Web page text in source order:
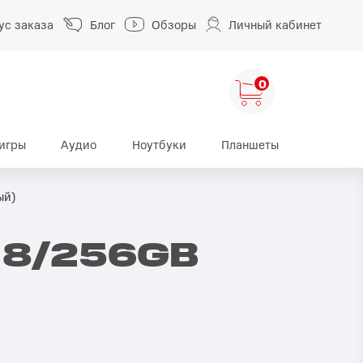
заказа Блог Обзоры Личный кабинет
0
HUAWEI Nova
HUAWEI Mate
HONOR 600
HONOR Magic
Аудио Ноутбуки Планшеты
256GB